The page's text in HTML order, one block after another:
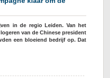
in de regio Leiden. Van het
van de Chinese president
een bloeiend bedrijf op. Dat